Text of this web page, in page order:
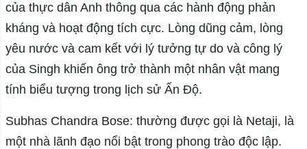
của thực dân Anh thông qua các hành động phản
kháng và hoạt động tích cực. Lòng dũng cảm, lòng
yêu nước và cam kết với lý tưởng tự do và công lý
của Singh khiến ông trở thành một nhân vật mang
tính biểu tượng trong lịch sử Ấn Độ.
Subhas Chandra Bose: thường được gọi là Netaji, là
một nhà lãnh đạo nổi bật trong phong trào độc lập.